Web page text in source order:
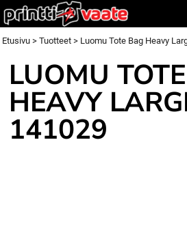
Etusivu > Tuotteet > Luomu Tote Bag Heavy
LUOMU
HEAVY
141029